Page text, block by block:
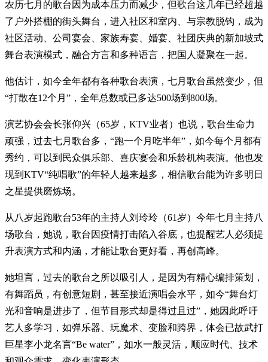
农历七月的歌台因为成本压力而减少，但歌台这几年已经超越
了户外搭棚的街头舞台，进入社区和室内、与宗教脱钩，成为
社区活动、公司宴会、家族寿宴、婚宴、社团庆典的新加坡式
舞台表演模式，融合方言和多种语言，把国人凝聚在一起。
他估计，如今全年都有各种歌台表演，七月歌台虽然变少，但
“打散在12个月”，全年总数或已多达500场到800场。
演艺协会会长张仰兴（65岁，KTV业者）也说，歌台生命力
顽强，过去七月歌台多，“跑一个月吃半年”，如今每个月都有
秀约，可以到民众俱乐部、喜庆宴会和乐龄机构表演。他也发
现到KTV“纯唱歌”的年轻人越来越多，相信歌台能为许多明日
之星提供磨炼场。
从八岁起跑歌台53年的主持人刘玲玲（61岁）今年七月主持八
场歌台，她说，歌台因疫情打击陷入谷底，也提醒艺人必须提
升表演方式和内涵，才能让歌台更好看，再创高峰。
她坦言，过去的歌台之所以吸引人，是因为有精心编排策划，
有舞蹈员，有创意短剧，甚至接近演唱会水平，如今“舞台灯
光和音响是进步了，但节目形式却是得过且过”，她因此呼吁
艺人多学习，如弹乐器、玩魔术、变脸和跨界，体会已故武打
巨星李小龙名言“Be water”，如水一般灵活，顺应时代、技术